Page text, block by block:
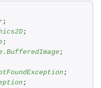
;
;
;
;
;
;